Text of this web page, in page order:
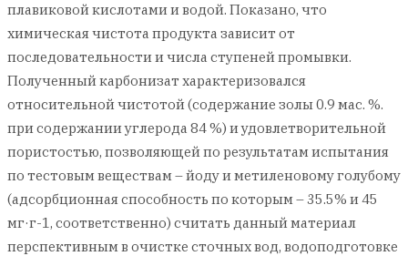
плавиковой кислотами и водой. Показано, что
химическая чистота продукта зависит от
последовательности и числа ступеней промывки.
Полученный карбонизат характеризовался
относительной чистотой (содержание золы 0.9 мас. %.
при содержании углерода 84 %) и удовлетворительной
пористостью, позволяющей по результатам испытания
по тестовым веществам – йоду и метиленовому голубому
(адсорбционная способность по которым – 35.5% и 45
мг·г-1, соответственно) считать данный материал
перспективным в очистке сточных вод, водоподготовке